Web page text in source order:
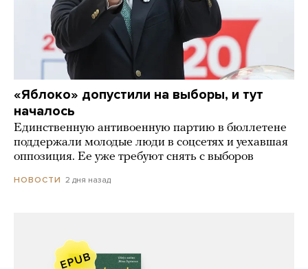
«Яблоко» допустили на выборы, и тут
началось
Единственную антивоенную партию в бюллетене
поддержали молодые люди в соцсетях и уехавшая
оппозиция. Ее уже требуют снять с выборов
НОВОСТИ 2 дня назад